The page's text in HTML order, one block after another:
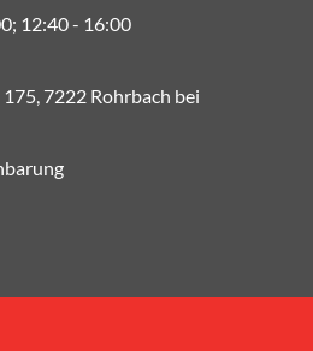
12:40 - 16:00
7222 Rohrbach bei